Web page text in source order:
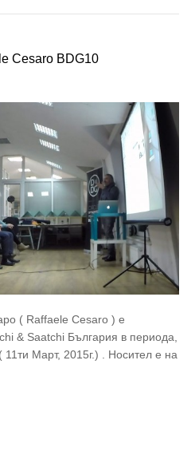
Cesaro BDG10
( Raffaele Cesaro ) е
& Saatchi България в периода,
Март, 2015г.) . Носител е на